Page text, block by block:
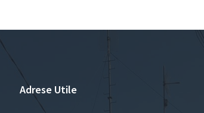
Adrese Utile